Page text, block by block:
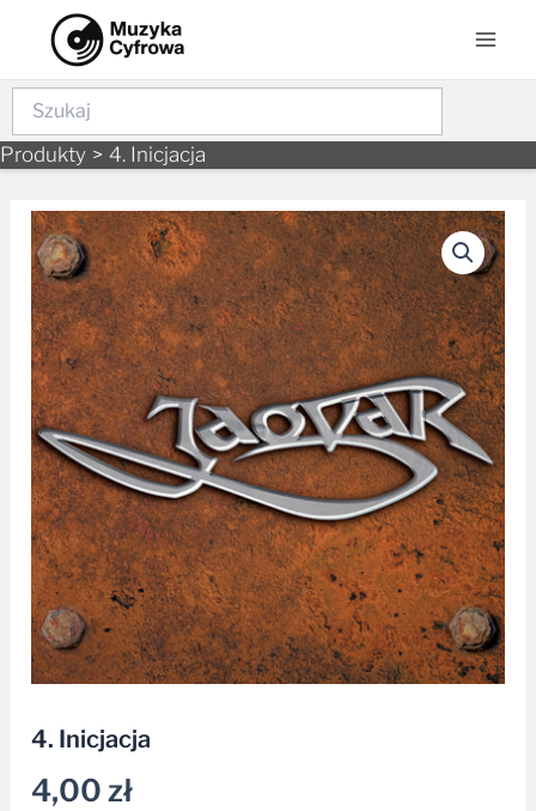
content
Szukaj
Produkty 4. Inicjacja
4. Inicjacja
4,00zł